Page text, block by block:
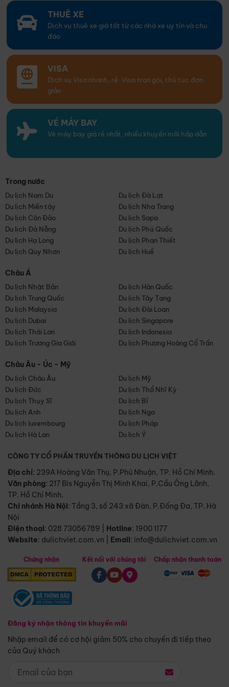
THUÊ XE
Dịch vụ thuê xe giá tốt từ các nhà xe uy tín và chu
đáo
VISA
Dịch vụ Visa nhanh, rẻ. Visa trọn gói, thủ tục đơn
giản
VÉ MÁY BAY
Vé máy bay giá rẻ nhất, nhiều khuyến mãi hấp dẫn
Trong nước
Du lịch Nam Du
Du lịch Đà Lạt
Du lịch Miền tây
Du lịch Nha Trang
Du lịch Côn Đảo
Du lịch Sapa
Du lịch Đà Nẵng
Du lịch Phú Quốc
Du lịch Hạ Long
Du lịch Phan Thiết
Du lịch Quy Nhơn
Du lịch Huế
Châu Á
Du lịch Nhật Bản
Du lịch Hàn Quốc
Du lịch Trung Quốc
Du lịch Tây Tạng
Du lịch Malaysia
Du lịch Đài Loan
Du lịch Dubai
Du lịch Singapore
Du lịch Thái Lan
Du lịch Indonesia
Du lịch Trương Gia Giới
Du lịch Phượng Hoàng Cổ Trấn
Châu Âu - Úc - Mỹ
Du lịch Châu Âu
Du lịch Mỹ
Du lịch Đức
Du lịch Thổ Nhĩ Kỳ
Du lịch Thụy Sĩ
Du lịch Bỉ
Du lịch Anh
Du lịch Nga
Du lịch luxembourg
Du lịch Pháp
Du lịch Hà Lan
Du lịch Ý
CÔNG TY CỔ PHẦN TRUYỀN THÔNG DU LỊCH VIỆT
Địa chỉ: 239A Hoàng Văn Thụ, P.Phú Nhuận, TP. Hồ Chí Minh.
Văn phòng: 217 Bis Nguyễn Thị Minh Khai, P.Cầu Ông Lãnh,
TP. Hồ Chí Minh.
Chi nhánh Hà Nội: Tầng 3, số 243 xã Đàn, P.Đống Đa, TP. Hà
Nội
Điện thoại: 028 73056789 Hotline: 1900 1177
Website: dulichviet.com.vn Email: info@dulichviet.com.vn
Chứng nhận
Đăng ký nhận thông tin khuyến mãi
Nhập email để có cơ hội giảm 50% cho chuyến đi tiếp theo
của Quý khách
Kết nối với chúng tôi Chấp nhận thanh toán